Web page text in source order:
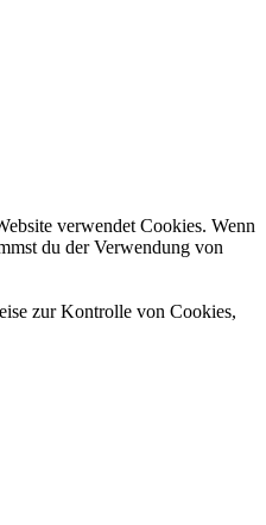
verwendet Cookies. Wenn
du der Verwendung von
zur Kontrolle von Cookies,